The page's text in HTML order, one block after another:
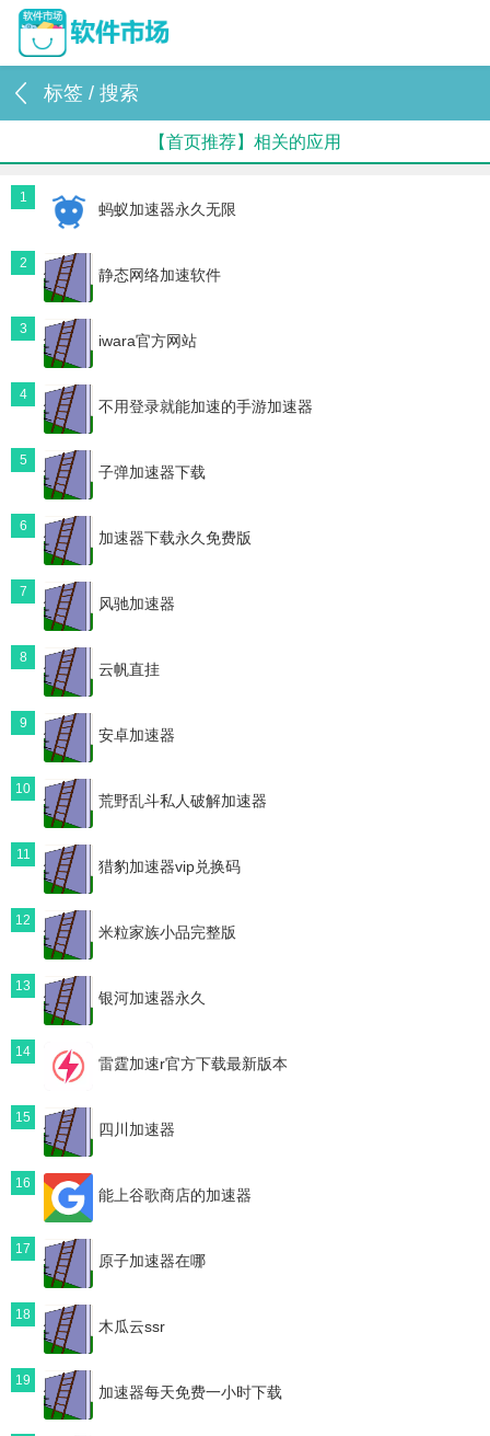
标签 / 搜索
【首页推荐】相关的应用
1
蚂蚁加速器永久无限
2
静态网络加速软件
3
iwara官方网站
4
不用登录就能加速的手游加速器
5
子弹加速器下载
6
加速器下载永久免费版
7
风驰加速器
8
云帆直挂
9
安卓加速器
10
荒野乱斗私人破解加速器
11
猎豹加速器vip兑换码
12
米粒家族小品完整版
13
银河加速器永久
14
雷霆加速r官方下载最新版本
15
四川加速器
16
能上谷歌商店的加速器
17
原子加速器在哪
18
木瓜云ssr
19
加速器每天免费一小时下载